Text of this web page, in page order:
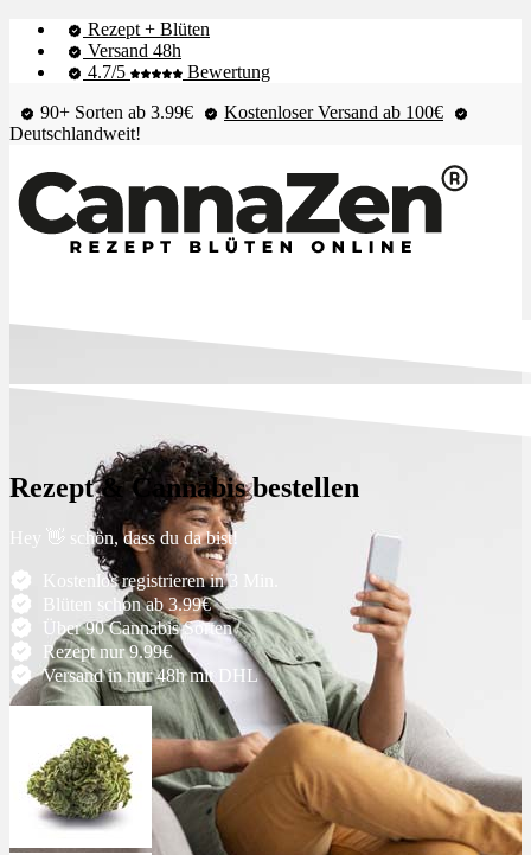
Rezept + Blüten
Versand 48h
4.7/5
Bewertung
90+ Sorten ab 3.99€
Kostenloser Versand ab 100€
Deutschlandweit!
Shop & Live-Bestand
Extrakte
Ablauf
Therapien
Alle Krankheiten
Chronische Schmerzen
Rezept & Cannabis bestellen
Hey 👋 schön, dass du da bist!
Kostenlos registrieren in 3 Min.
Blüten schon ab 3.99€
Über 90 Cannabis Sorten
Rezept nur 9.99€
Versand in nur 48h mit DHL